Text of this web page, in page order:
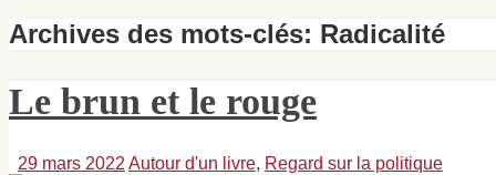
Archives des mots-clés: Radicalité
Le brun et le rouge
29 mars 2022 Autour d'un livre, Regard sur la politique